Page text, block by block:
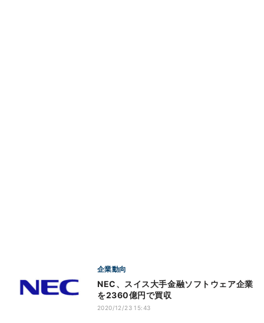
企業動向
NEC、スイス大手金融ソフトウェア企業
を2360億円で買収
2020/12/23 15:43